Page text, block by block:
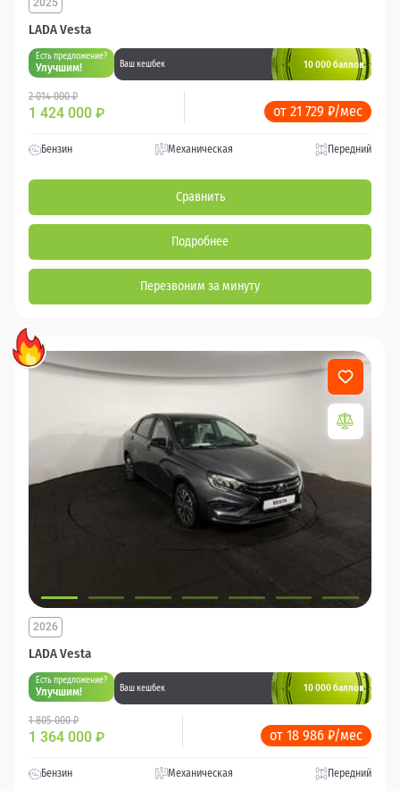
LADA Vesta
2025
Есть предложение?
Улучшим! Ваш кешбек 10 000 баллов
2 014 000 ₽
1 424 000 ₽ от 21 729 ₽/мес
Бензин Механическая Передний
Сравнить
Подробнее
Перезвоним за минуту
LADA Vesta
2026
Есть предложение?
Улучшим! Ваш кешбек 10 000 баллов
1 805 000 ₽
1 364 000 ₽ от 18 986 ₽/мес
Бензин Механическая Передний